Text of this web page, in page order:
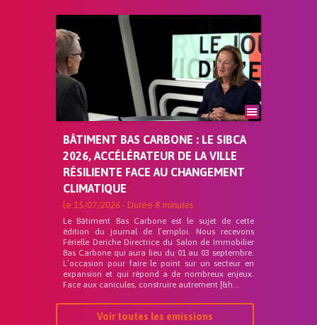
BÂTIMENT BAS CARBONE : LE SIBCA
2026, ACCÉLÉRATEUR DE LA VILLE
RÉSILIENTE FACE AU CHANGEMENT
CLIMATIQUE
le 15/07/2026 - Durée 8 minutes
Le Bâtiment Bas Carbone est le sujet de cette
édition du journal de l’emploi. Nous recevons
Férielle Deriche Directrice du Salon de Immobilier
Bas Carbone qui aura lieu du 01 au 03 septembre.
L’occasion pour faire le point sur un secteur en
expansion et qui répond a de nombreux enjeux.
Face aux canicules, construire autrement [&h...
Voir toutes les emissions